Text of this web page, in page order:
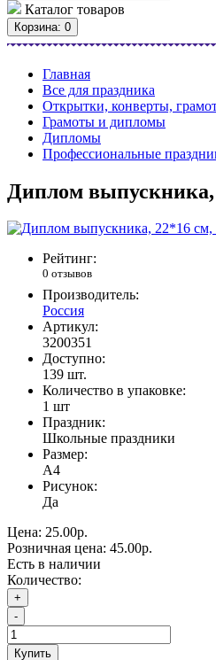
Каталог товаров
Корзина: 0
Главная
Все для праздника
Открытки, конверты,
Грамоты и дипломы
Дипломы
Профессиональные
Диплом
Рейтинг:
0 отзывов
Производитель:
Россия
Артикул:
3200351
Доступно:
139 шт.
Количество в упаковке:
1 шт
Праздник:
Школьные праздники
Размер:
А4
Рисунок:
Да
Цена: 25.00р.
Розничная цена: 45.00р.
Есть в наличии
Количество:
+
-
Купить